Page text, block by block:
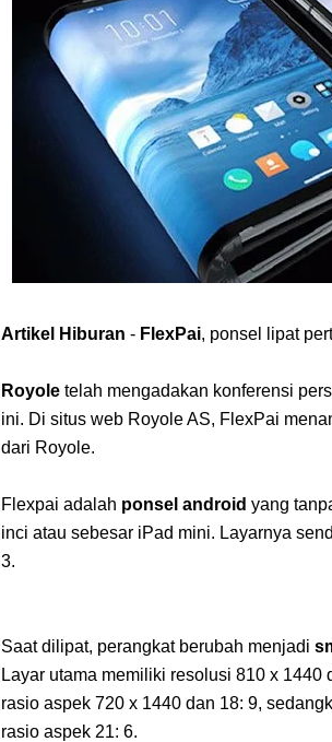
Artikel Hiburan - FlexPai, ponsel lipat
Royole telah mengadakan konferensi
ini. Di situs web Royole AS, FlexPai
dari Royole.
Flexpai adalah ponsel android yang
inci atau sebesar iPad mini. Layarnya
3.
Saat dilipat, perangkat berubah menjadi
Layar utama memiliki resolusi 810 x
rasio aspek 720 x 1440 dan 18: 9,
rasio aspek 21: 6.